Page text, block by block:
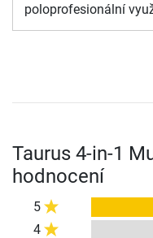
poloprofesionální
Taurus 4-in-1
hodnocení
5
4